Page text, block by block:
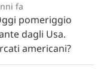
fa
pomeriggio
dagli Usa.
americani?